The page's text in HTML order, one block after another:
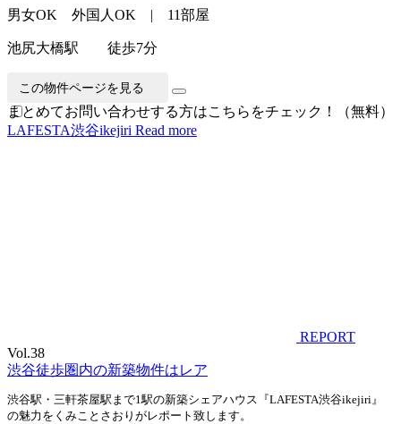
男女OK 外国人OK | 11部屋
池尻大橋駅 徒歩7分
この物件ページを見る
まとめてお問い合わせする方はこちらをチェック！（無料）
LAFESTA渋谷ikejiri Read more
REPORT
Vol.38
渋谷徒歩圏内の新築物件はレア
渋谷駅・三軒茶屋駅まで1駅の新築シェアハウス『LAFESTA渋谷ikejiri』
の魅力をくみことさおりがレポート致します。